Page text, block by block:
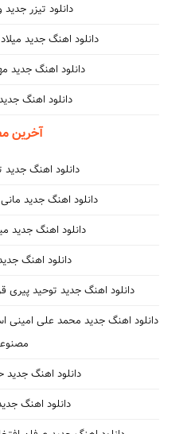
دانلود تیزر
دانلود اهنگ جدید
دانلود اهنگ جدید
دانلود اهنگ
آخرین
دانلود اهنگ جدید
دانلود اهنگ جدید
دانلود اهنگ جدید
دانلود اهنگ
دانلود اهنگ جدید توحید
دانلود اهنگ جدید محمد علی امینی
دانلود اهنگ جدید
دانلود اهنگ